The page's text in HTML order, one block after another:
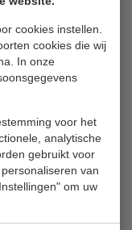
cookies instellen.
cookies die wij
In onze
voor het
analytische
gebruikt voor
van
om uw
te
zodat
Als het nodig is
een
dit apparaat